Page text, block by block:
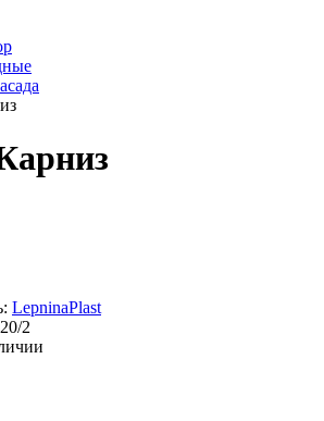
LepninaPlast
2